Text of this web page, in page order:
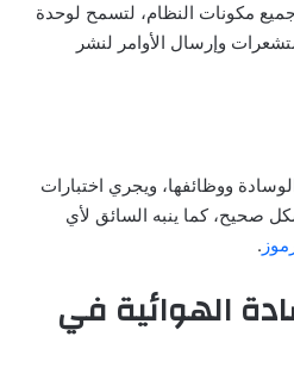
جميع مكونات النظام، لتسمح لوحدة
وإرسال الأوامر لنشر
ووظائفها، ويجري اختبارات
صحيح، كما ينبه السائق لأي
.
الهوائية في